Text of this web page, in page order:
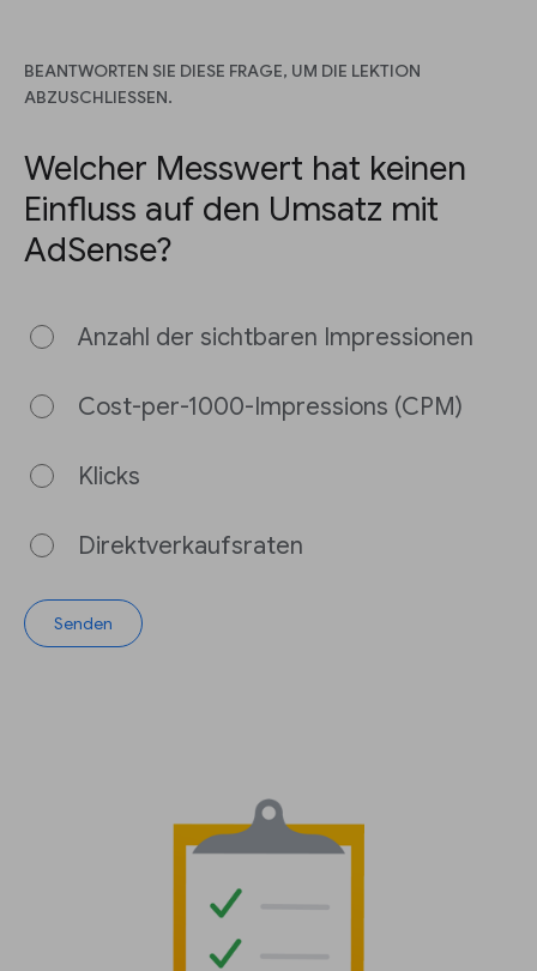
BEANTWORTEN SIE DIESE FRAGE, UM DIE LEKTION
ABZUSCHLIESSEN.
Welcher Messwert hat keinen
Einfluss auf den Umsatz mit
AdSense?
Anzahl der sichtbaren Impressionen
Cost-per-1000-Impressions (CPM)
Klicks
Direktverkaufsraten
Senden